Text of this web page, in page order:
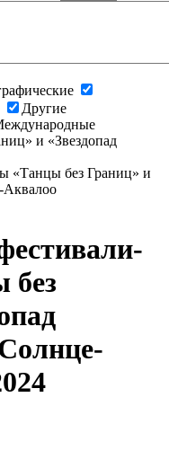
Другие
и «Звездопад
«Танцы без Границ» и
Аквалоо
без